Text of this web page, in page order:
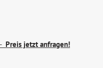
- Preis jetzt anfragen!